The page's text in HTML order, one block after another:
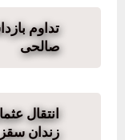
تداوم
صالحی
انتقال
زندان سقز